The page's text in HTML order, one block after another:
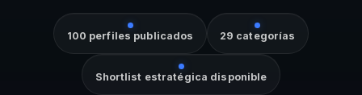
100 perfiles publicados 29 categorías
Shortlist estratégica disponible